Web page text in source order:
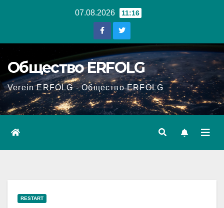
07.08.2026 11:16
Общество ERFOLG
Verein ERFOLG - Общество ERFOLG
RESTART